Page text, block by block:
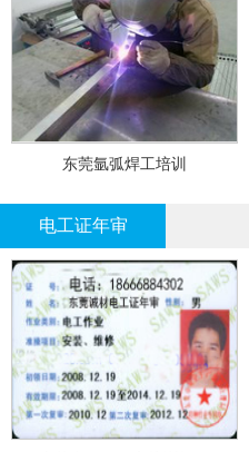
东莞氩弧焊工培训
电工证年审